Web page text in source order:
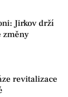
Jirkov drží
změny
revitalizace